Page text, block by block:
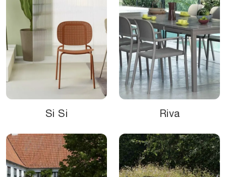
Si Si Riva